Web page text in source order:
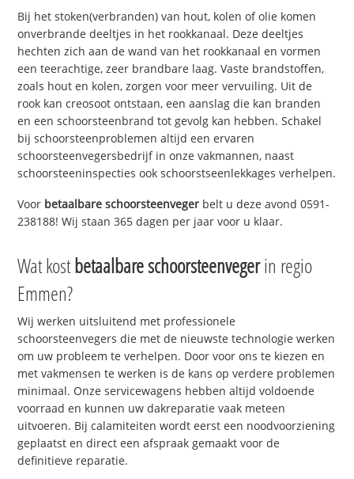
Bij het stoken(verbranden) van hout, kolen of olie komen
onverbrande deeltjes in het rookkanaal. Deze deeltjes
hechten zich aan de wand van het rookkanaal en vormen
een teerachtige, zeer brandbare laag. Vaste brandstoffen,
zoals hout en kolen, zorgen voor meer vervuiling. Uit de
rook kan creosoot ontstaan, een aanslag die kan branden
en een schoorsteenbrand tot gevolg kan hebben. Schakel
bij schoorsteenproblemen altijd een ervaren
schoorsteenvegersbedrijf in onze vakmannen, naast
schoorsteeninspecties ook schoorstseenlekkages verhelpen.
Voor betaalbare schoorsteenveger belt u deze avond 0591-
238188! Wij staan 365 dagen per jaar voor u klaar.
Wat kostbetaalbare schoorsteenvegerin regio
Emmen?
Wij werken uitsluitend met professionele
schoorsteenvegers die met de nieuwste technologie werken
om uw probleem te verhelpen. Door voor ons te kiezen en
met vakmensen te werken is de kans op verdere problemen
minimaal. Onze servicewagens hebben altijd voldoende
voorraad en kunnen uw dakreparatie vaak meteen
uitvoeren. Bij calamiteiten wordt eerst een noodvoorziening
geplaatst en direct een afspraak gemaakt voor de
definitieve reparatie.